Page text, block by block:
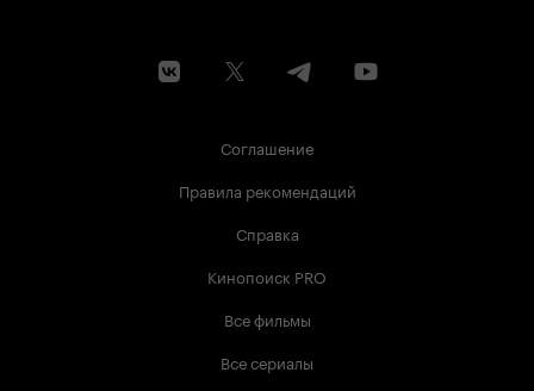
Соглашение
Правила рекомендаций
Справка
Кинопоиск PRO
Все фильмы
Все сериалы